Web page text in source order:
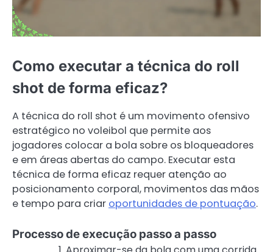
Como executar a técnica do roll
shot de forma eficaz?
A técnica do roll shot é um movimento ofensivo
estratégico no voleibol que permite aos
jogadores colocar a bola sobre os bloqueadores
e em áreas abertas do campo. Executar esta
técnica de forma eficaz requer atenção ao
posicionamento corporal, movimentos das mãos
e tempo para criar oportunidades de pontuação.
Processo de execução passo a passo